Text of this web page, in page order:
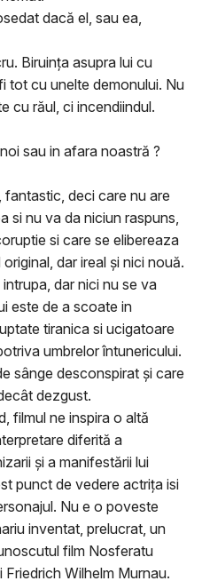
dacă el, sau ea,
Biruința asupra lui cu
tot cu unelte demonului. Nu
cu răul, ci incendiindul.
sau in afara noastră ?
fantastic, deci care nu are
si nu va da niciun raspuns,
si care se elibereaza
dar ireal și nici nouă.
dar nici nu se va
este de a scoate in
tiranica si ucigatoare
umbrelor întunericului.
sânge desconspirat și care
dezgust.
filmul ne inspira o altă
diferită a
și a manifestării lui
punct de vedere actrița isi
Nu e o poveste
inventat, prelucrat, un
film Nosferatu
Friedrich Wilhelm Murnau.